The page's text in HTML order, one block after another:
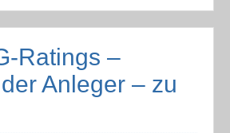
Ratings –
Anleger – zu